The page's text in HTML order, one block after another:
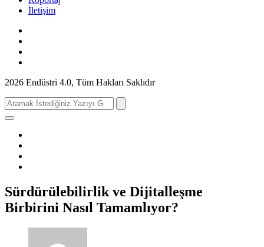
İletişim
2026 Endüstri 4.0, Tüm Hakları Saklıdır
Search
for:
Sürdürülebilirlik ve Dijitalleşme
Birbirini Nasıl Tamamlıyor?